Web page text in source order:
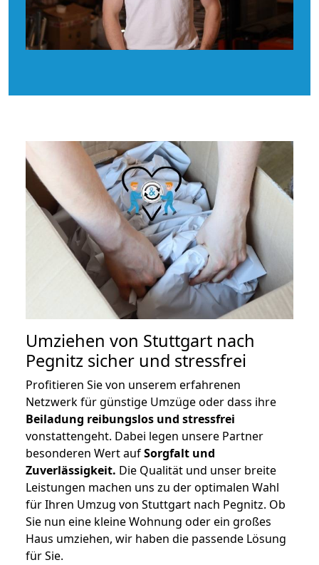
Umziehen von Stuttgart nach
Pegnitz sicher und stressfrei
Profitieren Sie von unserem erfahrenen
Netzwerk für günstige Umzüge oder dass ihre
Beiladung reibungslos und stressfrei
vonstattengeht. Dabei legen unsere Partner
besonderen Wert aufSorgfalt und
Zuverlässigkeit. Die Qualität und unser breite
Leistungen machen uns zu der optimalen Wahl
für Ihren Umzug von Stuttgart nach Pegnitz. Ob
Sie nun eine kleine Wohnung oder ein großes
Haus umziehen, wir haben die passende Lösung
für Sie.